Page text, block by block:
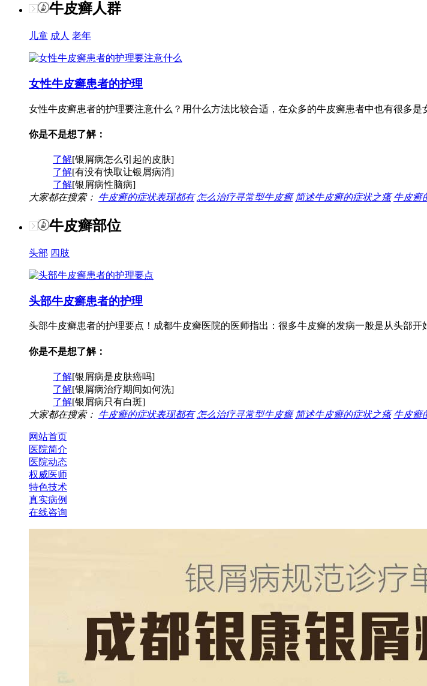
牛皮癣人群
儿童 成人 老年
女性牛皮癣患者的护理
女性牛皮癣患者的护理要注意什么？用什么方法比较合适，在众多的牛皮癣患者中也有很多
你是不是想了解：
了解[银屑病怎么引起的皮肤]
了解[有没有快取让银屑病消]
了解[银屑病性脑病]
大家都在搜索： 牛皮癣的症状表现都有 怎么治疗寻常型牛皮癣 简述牛皮癣的症状之瘙 牛皮癣
牛皮癣部位
头部 四肢
头部牛皮癣患者的护理
头部牛皮癣患者的护理要点！成都牛皮癣医院的医师指出：很多牛皮癣的发病一般是从头部
你是不是想了解：
了解[银屑病是皮肤癌吗]
了解[银屑病治疗期间如何洗]
了解[银屑病只有白斑]
大家都在搜索： 牛皮癣的症状表现都有 怎么治疗寻常型牛皮癣 简述牛皮癣的症状之瘙 牛皮癣
网站首页
医院简介
医院动态
权威医师
特色技术
真实病例
在线咨询